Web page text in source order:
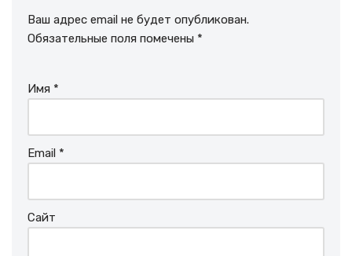
Ваш адрес email не будет опубликован.
Обязательные поля помечены *
Имя *
Email *
Сайт